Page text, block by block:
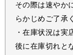
その際は速やか
らかじめご了承
・在庫状況は実
後に在庫切れと